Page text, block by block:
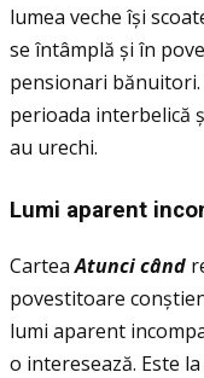
lumea veche își
se întâmplă și în
pensionari
perioada interbelică
au urechi.
Lumi aparent
CarteaAtunci când
povestitoare
lumi aparent
o interesează. Este